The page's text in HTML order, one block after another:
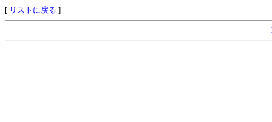
[ リストに戻る ]